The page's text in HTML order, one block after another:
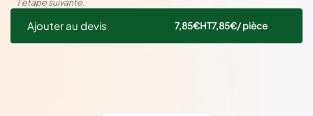
l’étape suivante.
Ajouter au devis 7,85€HT7,85€/ pièce